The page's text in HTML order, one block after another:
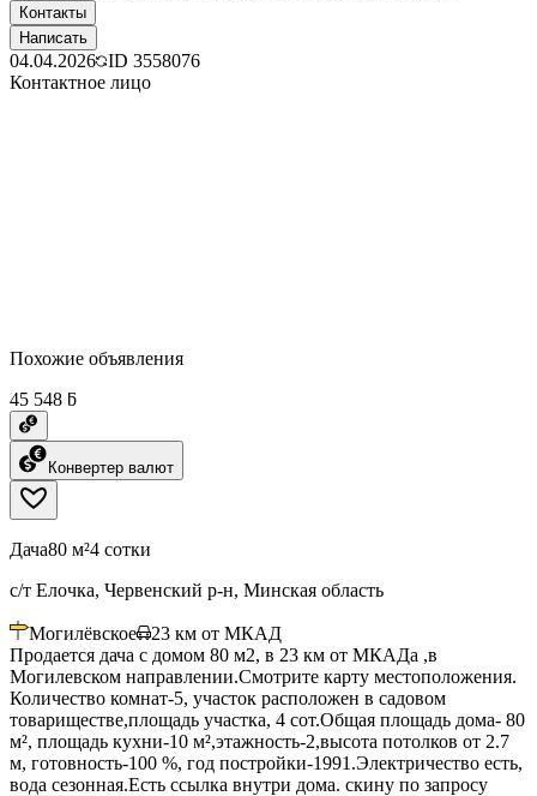
Контакты
Написать
04.04.2026 ID 3558076
Контактное лицо
Похожие объявления
45 548 ƃ
Конвертер валют
Дача80 м²4 сотки
с/т Елочка, Червенский р-н, Минская область
Могилёвское 23 км от МКАД
Продается дача с домом 80 м2, в 23 км от МКАДа ,в
Могилевском направлении.Смотрите карту местоположения.
Количество комнат-5, участок расположен в садовом
товариществе,площадь участка, 4 сот.Общая площадь дома- 80
м², площадь кухни-10 м²,этажность-2,высота потолков от 2.7
м, готовность-100 %, год постройки-1991.Электричество есть,
вода сезонная.Есть ссылка внутри дома. скину по запросу